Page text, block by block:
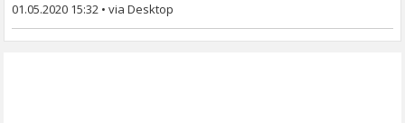
01.05.2020 15:32 •